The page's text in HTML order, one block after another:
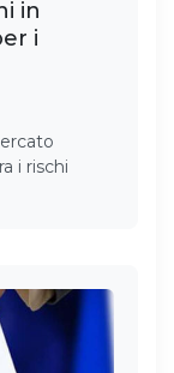
in
i
i rischi